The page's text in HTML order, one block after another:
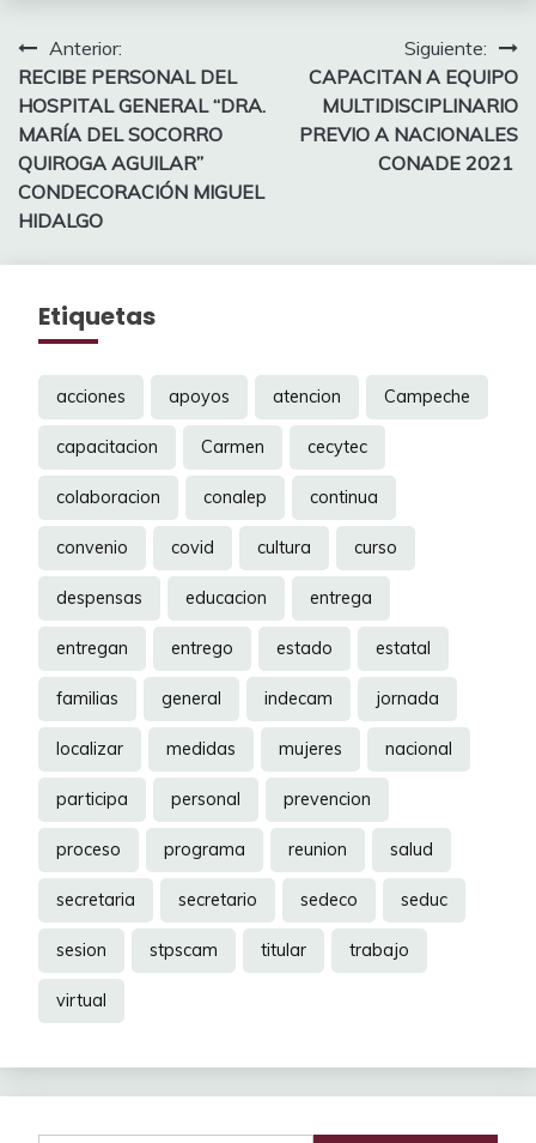
Navegación
de
entradas
Anterior:
RECIBE PERSONAL DEL
HOSPITAL GENERAL “DRA.
MARÍA DEL SOCORRO
QUIROGA AGUILAR”
CONDECORACIÓN MIGUEL
HIDALGO
Siguiente:
CAPACITAN A EQUIPO
MULTIDISCIPLINARIO
PREVIO A NACIONALES
CONADE 2021
Etiquetas
acciones apoyos atencion Campeche
capacitacion Carmen cecytec
colaboracion conalep continua
convenio covid cultura curso
despensas educacion entrega
entregan entrego estado estatal
familias general indecam jornada
localizar medidas mujeres nacional
participa personal prevencion
proceso programa reunion salud
secretaria secretario sedeco seduc
sesion stpscam titular trabajo
virtual